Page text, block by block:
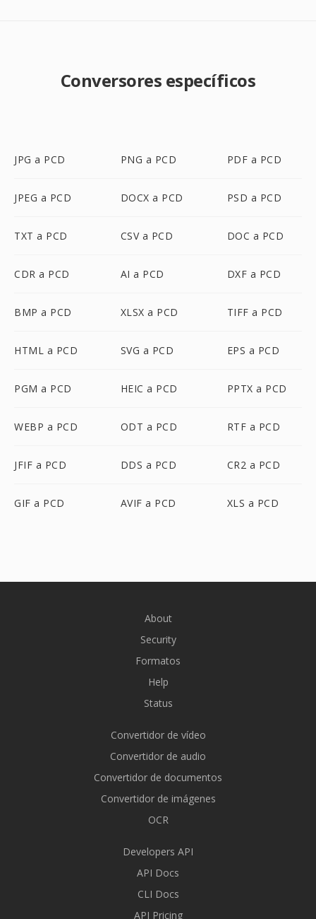
Conversores específicos
JPG a PCD PNG a PCD PDF a PCD
JPEG a PCD DOCX a PCD PSD a PCD
TXT a PCD CSV a PCD DOC a PCD
CDR a PCD AI a PCD DXF a PCD
BMP a PCD XLSX a PCD TIFF a PCD
HTML a PCD SVG a PCD EPS a PCD
PGM a PCD HEIC a PCD PPTX a PCD
WEBP a PCD ODT a PCD RTF a PCD
JFIF a PCD DDS a PCD CR2 a PCD
GIF a PCD AVIF a PCD XLS a PCD
About
Security
Formatos
Help
Status
Convertidor de vídeo
Convertidor de audio
Convertidor de documentos
Convertidor de imágenes
OCR
Developers API
API Docs
CLI Docs
API Pricing